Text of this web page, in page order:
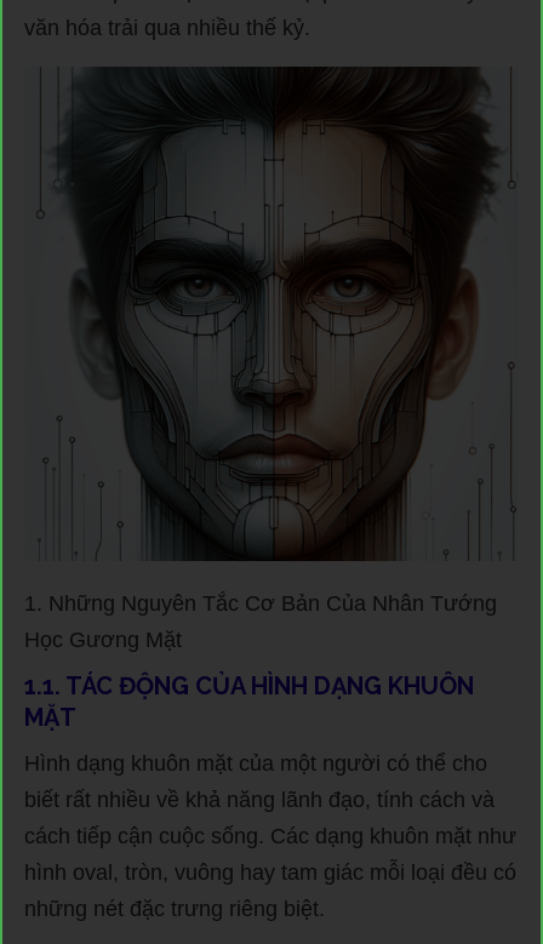
văn hóa trải qua nhiều thế kỷ.
1. Những Nguyên Tắc Cơ Bản Của Nhân Tướng
Học Gương Mặt
1.1. TÁC ĐỘNG CỦA HÌNH DẠNG KHUÔN
MẶT
Hình dạng khuôn mặt của một người có thể cho
biết rất nhiều về khả năng lãnh đạo, tính cách và
cách tiếp cận cuộc sống. Các dạng khuôn mặt như
hình oval, tròn, vuông hay tam giác mỗi loại đều có
những nét đặc trưng riêng biệt.